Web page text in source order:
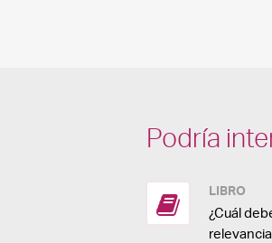
Podría
LIBRO
¿Cuál